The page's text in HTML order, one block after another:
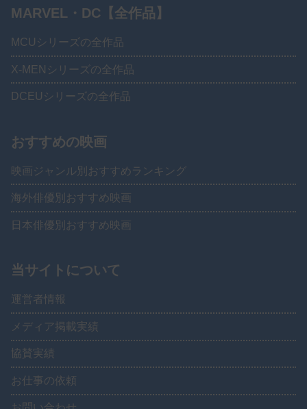
MARVEL・DC【全作品】
MCUシリーズの全作品
X-MENシリーズの全作品
DCEUシリーズの全作品
おすすめの映画
映画ジャンル別おすすめランキング
海外俳優別おすすめ映画
日本俳優別おすすめ映画
当サイトについて
運営者情報
メディア掲載実績
協賛実績
お仕事の依頼